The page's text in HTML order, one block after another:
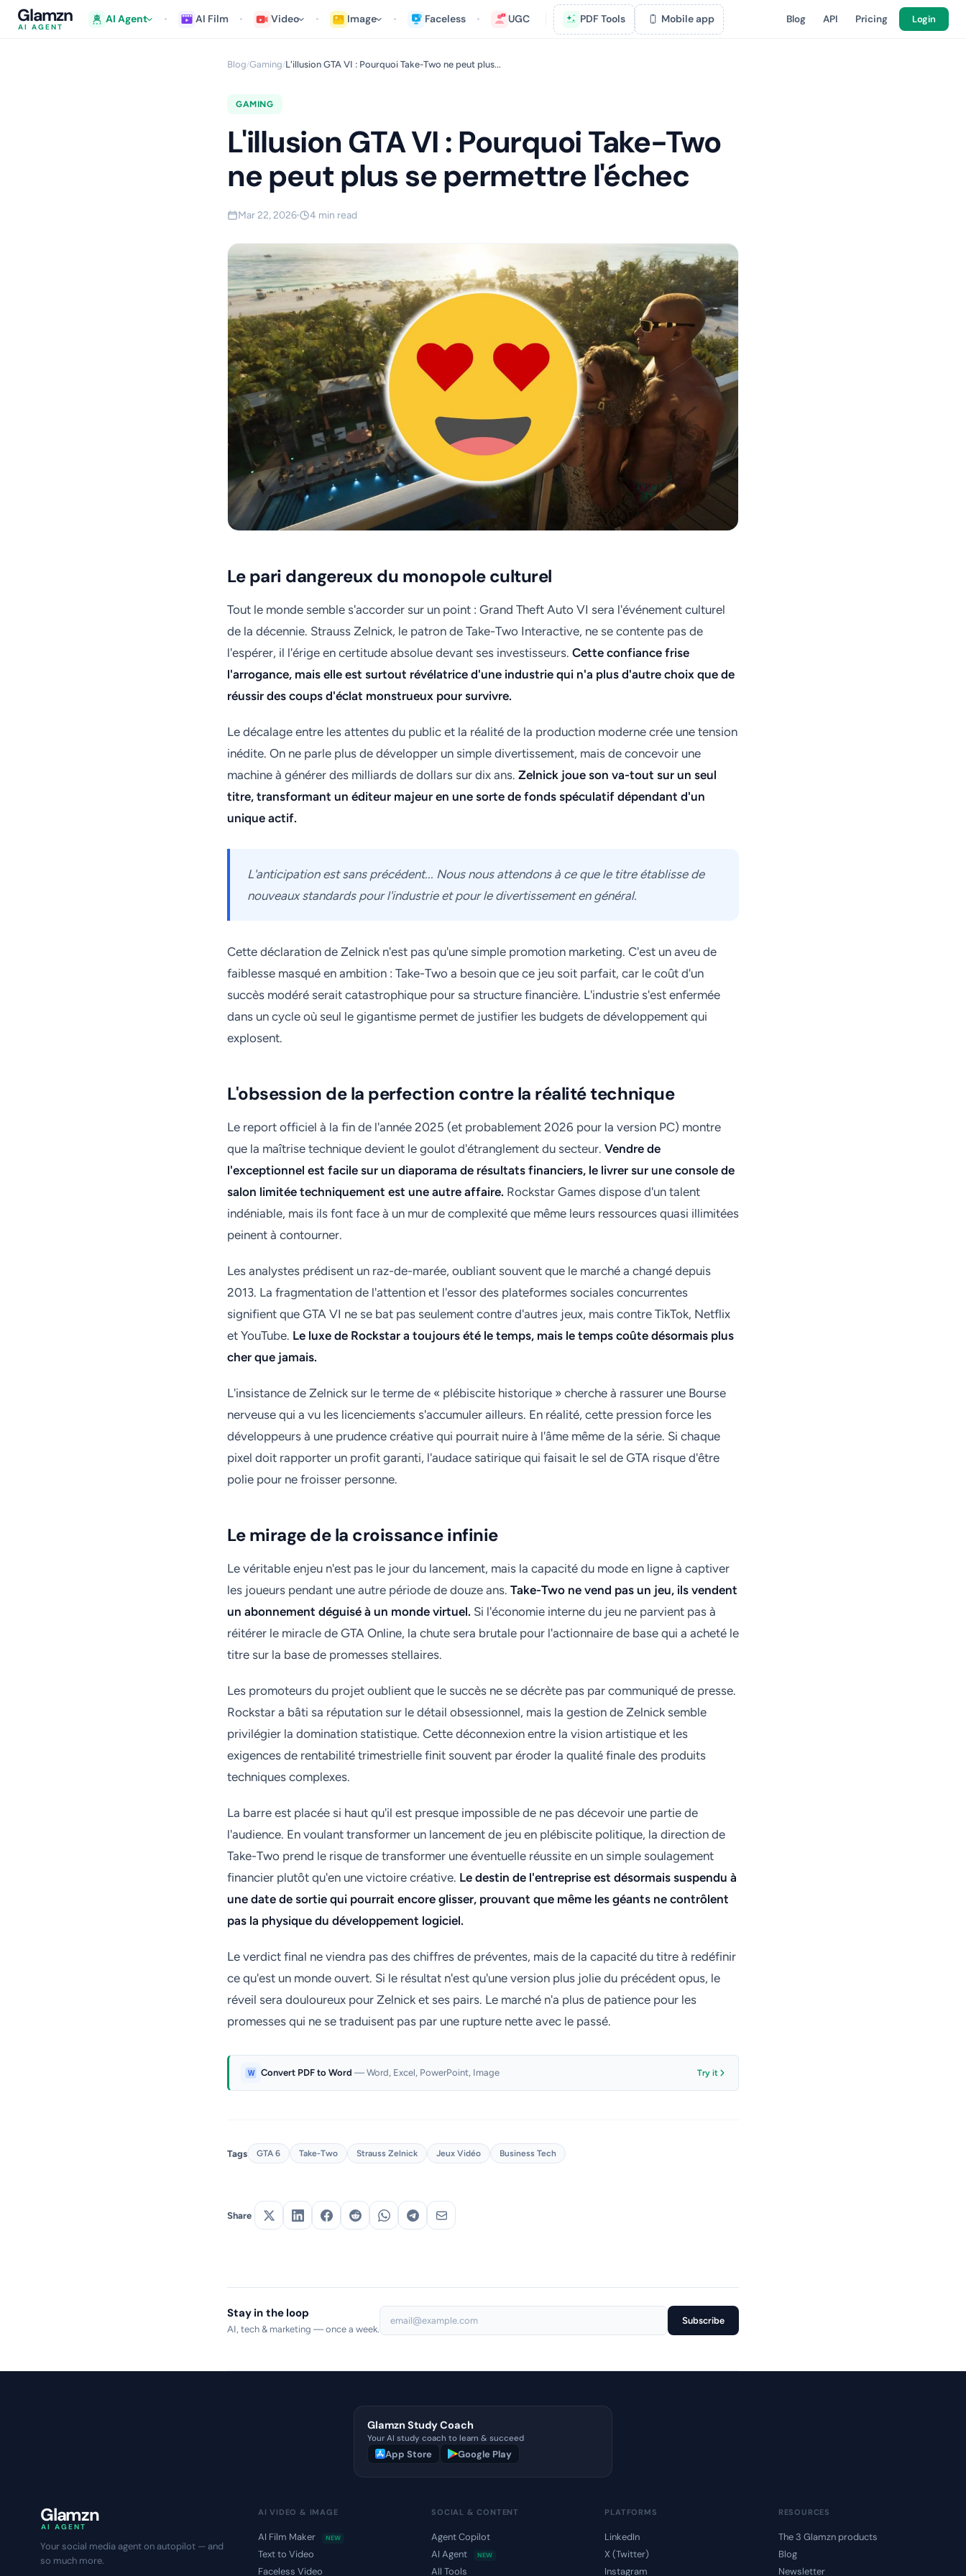
Glamzn
AI AGENT
AI Agent AI Film Video Image Faceless UGC PDF Tools Mobile app Blog API Pricing Login
Blog/Gaming/L'illusion GTA VI : Pourquoi Take-Two ne peut plus...
GAMING
L'illusion GTA VI : Pourquoi Take-Two
ne peut plus se permettre l'échec
Mar 22, 2026 4 min read
Le pari dangereux du monopole culturel
Tout le monde semble s'accorder sur un point : Grand Theft Auto VI sera l'événement culturel
de la décennie. Strauss Zelnick, le patron de Take-Two Interactive, ne se contente pas de
l'espérer, il l'érige en certitude absolue devant ses investisseurs. Cette confiance frise
l'arrogance, mais elle est surtout révélatrice d'une industrie qui n'a plus d'autre choix que de
réussir des coups d'éclat monstrueux pour survivre.
Le décalage entre les attentes du public et la réalité de la production moderne crée une tension
inédite. On ne parle plus de développer un simple divertissement, mais de concevoir une
machine à générer des milliards de dollars sur dix ans. Zelnick joue son va-tout sur un seul
titre, transformant un éditeur majeur en une sorte de fonds spéculatif dépendant d'un
unique actif.
L'anticipation est sans précédent... Nous nous attendons à ce que le titre établisse de
nouveaux standards pour l'industrie et pour le divertissement en général.
Cette déclaration de Zelnick n'est pas qu'une simple promotion marketing. C'est un aveu de
faiblesse masqué en ambition : Take-Two a besoin que ce jeu soit parfait, car le coût d'un
succès modéré serait catastrophique pour sa structure financière. L'industrie s'est enfermée
dans un cycle où seul le gigantisme permet de justifier les budgets de développement qui
explosent.
L'obsession de la perfection contre la réalité technique
Le report officiel à la fin de l'année 2025 (et probablement 2026 pour la version PC) montre
que la maîtrise technique devient le goulot d'étranglement du secteur. Vendre de
l'exceptionnel est facile sur un diaporama de résultats financiers, le livrer sur une console de
salon limitée techniquement est une autre affaire. Rockstar Games dispose d'un talent
indéniable, mais ils font face à un mur de complexité que même leurs ressources quasi illimitées
peinent à contourner.
Les analystes prédisent un raz-de-marée, oubliant souvent que le marché a changé depuis
2013. La fragmentation de l'attention et l'essor des plateformes sociales concurrentes
signifient que GTA VI ne se bat pas seulement contre d'autres jeux, mais contre TikTok, Netflix
et YouTube. Le luxe de Rockstar a toujours été le temps, mais le temps coûte désormais plus
cher que jamais.
L'insistance de Zelnick sur le terme de « plébiscite historique » cherche à rassurer une Bourse
nerveuse qui a vu les licenciements s'accumuler ailleurs. En réalité, cette pression force les
développeurs à une prudence créative qui pourrait nuire à l'âme même de la série. Si chaque
pixel doit rapporter un profit garanti, l'audace satirique qui faisait le sel de GTA risque d'être
polie pour ne froisser personne.
Le mirage de la croissance infinie
Le véritable enjeu n'est pas le jour du lancement, mais la capacité du mode en ligne à captiver
les joueurs pendant une autre période de douze ans. Take-Two ne vend pas un jeu, ils vendent
un abonnement déguisé à un monde virtuel. Si l'économie interne du jeu ne parvient pas à
réitérer le miracle de GTA Online, la chute sera brutale pour l'actionnaire de base qui a acheté le
titre sur la base de promesses stellaires.
Les promoteurs du projet oublient que le succès ne se décrète pas par communiqué de presse.
Rockstar a bâti sa réputation sur le détail obsessionnel, mais la gestion de Zelnick semble
privilégier la domination statistique. Cette déconnexion entre la vision artistique et les
exigences de rentabilité trimestrielle finit souvent par éroder la qualité finale des produits
techniques complexes.
La barre est placée si haut qu'il est presque impossible de ne pas décevoir une partie de
l'audience. En voulant transformer un lancement de jeu en plébiscite politique, la direction de
Take-Two prend le risque de transformer une éventuelle réussite en un simple soulagement
financier plutôt qu'en une victoire créative. Le destin de l'entreprise est désormais suspendu à
une date de sortie qui pourrait encore glisser, prouvant que même les géants ne contrôlent
pas la physique du développement logiciel.
Le verdict final ne viendra pas des chiffres de préventes, mais de la capacité du titre à redéfinir
ce qu'est un monde ouvert. Si le résultat n'est qu'une version plus jolie du précédent opus, le
réveil sera douloureux pour Zelnick et ses pairs. Le marché n'a plus de patience pour les
promesses qui ne se traduisent pas par une rupture nette avec le passé.
Convert PDF to Word — Word, Excel, PowerPoint, Image Try it
Tags GTA 6 Take-Two Strauss Zelnick Jeux Vidéo Business Tech
Share
Stay in the loop
AI, tech & marketing — once a week.
Subscribe
Glamzn Study Coach
Your AI study coach to learn & succeed
App Store Google Play
Glamzn
AI AGENT
Your social media agent on autopilot — and
so much more.
AI VIDEO & IMAGE
AI Film Maker NEW
Text to Video
Faceless Video
SOCIAL & CONTENT
Agent Copilot
AI Agent
NEW
All Tools
PLATFORMS
LinkedIn
X (Twitter)
Instagram
RESOURCES
The 3 Glamzn products
Blog
Newsletter